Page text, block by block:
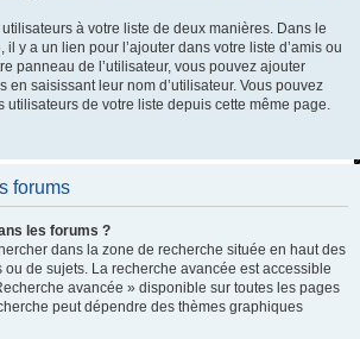
à votre liste de deux manières. Dans le
y a un lien pour l’ajouter dans votre liste d’amis ou
panneau de l’utilisateur, vous pouvez ajouter
en saisissant leur nom d’utilisateur. Vous pouvez
utilisateurs de votre liste depuis cette même page.
forums
les forums ?
dans la zone de recherche située en haut des
ou de sujets. La recherche avancée est accessible
avancée » disponible sur toutes les pages
peut dépendre des thèmes graphiques